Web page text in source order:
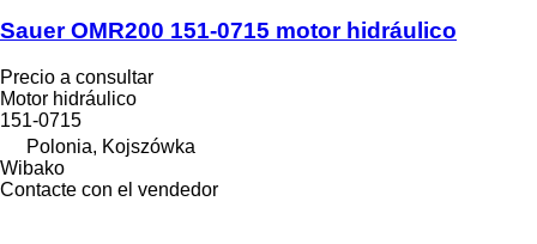
Sauer OMR200 151-0715 motor hidráulico
Precio a consultar
Motor hidráulico
151-0715
Polonia, Kojszówka
Wibako
Contacte con el vendedor